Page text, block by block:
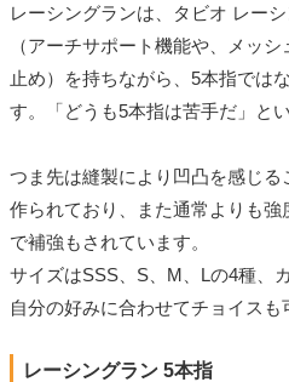
レーシングランは、タビオ レー
（アーチサポート機能や、メッ
止め）を持ちながら、5本指では
す。「どうも5本指は苦手だ」と
つま先は縫製により凹凸を感じ
作られており、また通常よりも
で補強もされています。
サイズはSSS、S、M、Lの4種、
自分の好みに合わせてチョイスも
レーシングラン 5本指